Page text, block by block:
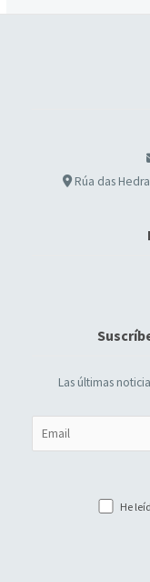
Rúa das
Las últimas
He